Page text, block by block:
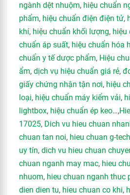
ngành dệt nhuộm, hiệu chuẩn
phẩm, hiệu chuẩn điện điện tử,
khí, hiệu chuẩn khối lượng, hiệu
chuẩn áp suất, hiệu chuẩn hóa
chuẩn y tế dược phẩm, Hiệu
ẩm, dịch vụ hiệu chuẩn giá rẻ,
giấy chứng nhận tận nơi, hiệu
loại, hiệu chuẩn máy kiểm vải,
lightbox, hiệu chuẩn ép keo…,
17025, Dich vu hieu chuan
chuan tan noi, hieu chuan g-tech
uy tín, dich vu hieu chuan
chuan nganh may mac, hieu
nhuom, hieu chuan nganh thuc
dien dien tu, hieu chuan co khi,